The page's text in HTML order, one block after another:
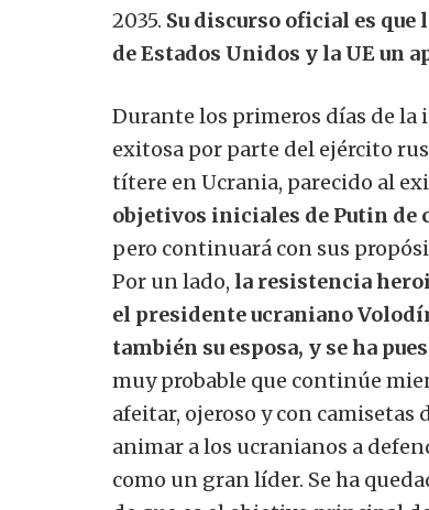
2035. Su discurso oficial es
de Estados Unidos y la UE un
Durante los primeros días de la
exitosa por parte del ejército
títere en Ucrania, parecido al
objetivos iniciales de Putin de
pero continuará con sus
Por un lado, la resistencia
el presidente ucraniano
también su esposa, y se ha
muy probable que continúe
afeitar, ojeroso y con
animar a los ucranianos a
como un gran líder. Se ha